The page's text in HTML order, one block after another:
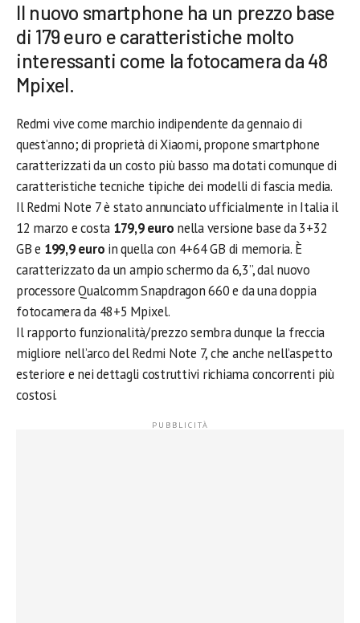
Il nuovo smartphone ha un prezzo base
di 179 euro e caratteristiche molto
interessanti come la fotocamera da 48
Mpixel.
Redmi vive come marchio indipendente da gennaio di
quest’anno; di proprietà di Xiaomi, propone smartphone
caratterizzati da un costo più basso ma dotati comunque di
caratteristiche tecniche tipiche dei modelli di fascia media.
Il Redmi Note 7 è stato annunciato ufficialmente in Italia il
12 marzo e costa 179,9 euro nella versione base da 3+32
GB e 199,9 euro in quella con 4+64 GB di memoria. È
caratterizzato da un ampio schermo da 6,3”, dal nuovo
processore Qualcomm Snapdragon 660 e da una doppia
fotocamera da 48+5 Mpixel.
Il rapporto funzionalità/prezzo sembra dunque la freccia
migliore nell’arco del Redmi Note 7, che anche nell’aspetto
esteriore e nei dettagli costruttivi richiama concorrenti più
costosi.